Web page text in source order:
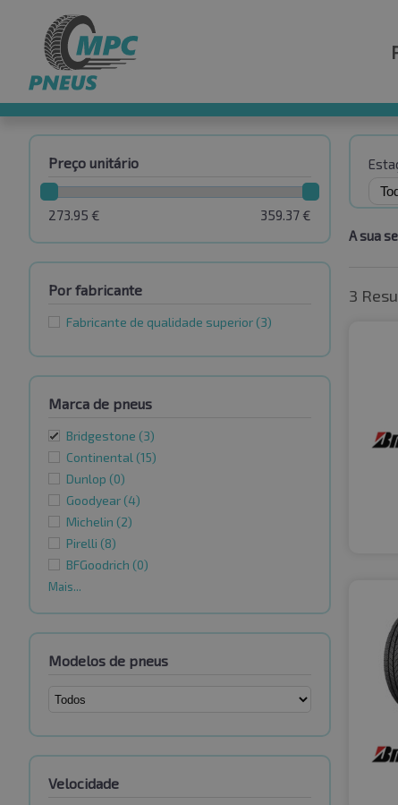
Preço unitário
359.37 €
273.95 €
Por fabricante
Fabricante de qualidade superior (3)
Marca de pneus
Bridgestone (3)
Continental (15)
Dunlop (0)
Goodyear (4)
Michelin (2)
Pirelli (8)
BFGoodrich (0)
Mais...
Modelos de pneus
Velocidade
A sua
3